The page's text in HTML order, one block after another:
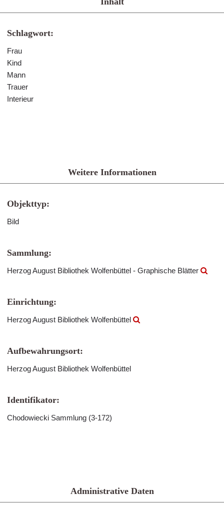
Schlagwort:
Frau
Kind
Mann
Trauer
Interieur
Weitere Informationen
Objekttyp:
Bild
Sammlung:
Herzog August Bibliothek Wolfenbüttel - Graphische Blätter
Einrichtung:
Herzog August Bibliothek Wolfenbüttel
Aufbewahrungsort:
Herzog August Bibliothek Wolfenbüttel
Identifikator:
Chodowiecki Sammlung (3-172)
Administrative Daten